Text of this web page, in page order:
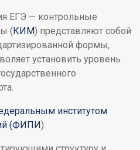
ЕГЭ — контрольные
( КИМ) представляют собой
формы,
установить уровень
институтом
(ФИПИ).